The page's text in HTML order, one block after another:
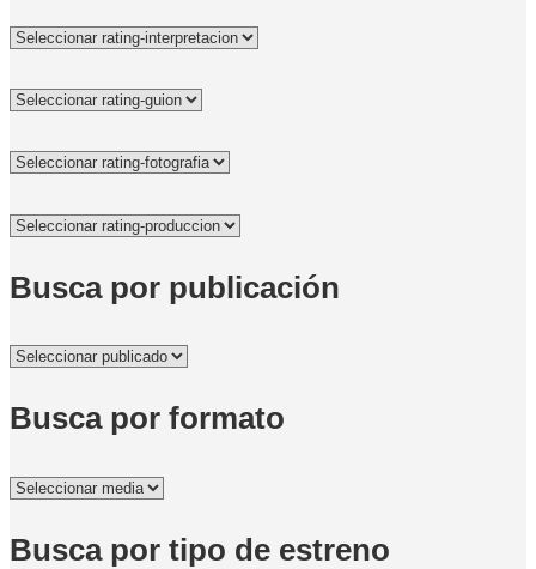
Busca por publicación
Busca por formato
Busca por tipo de estreno